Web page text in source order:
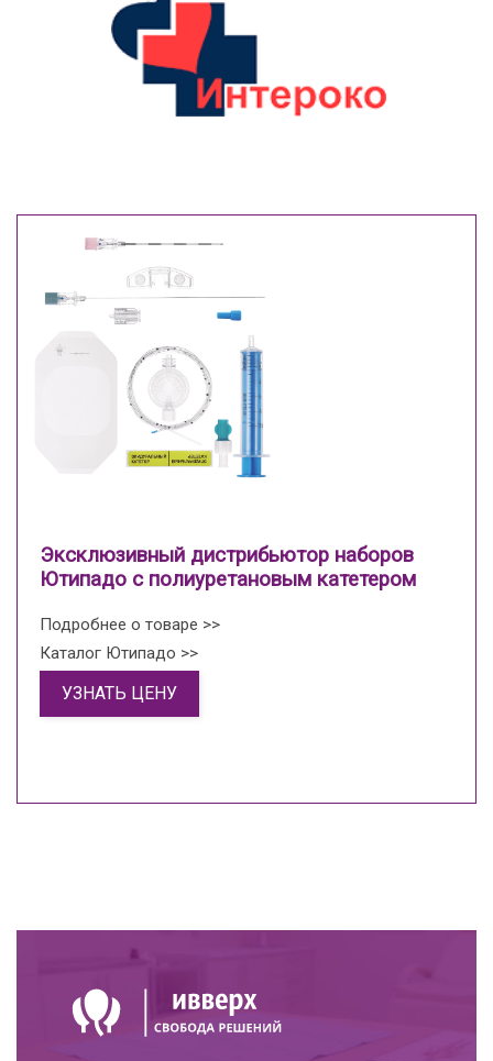
Эксклюзивный дистрибьютор наборов
Ютипадо с полиуретановым катетером
Подробнее о товаре >>
Каталог Ютипадо >>
УЗНАТЬ ЦЕНУ